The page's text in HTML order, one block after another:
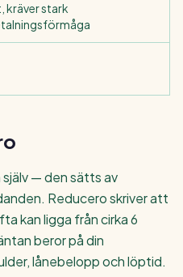
kräver stark
— den sätts av
Reducero skriver att
kan ligga från cirka 6
beror på din
lånebelopp och löptid.